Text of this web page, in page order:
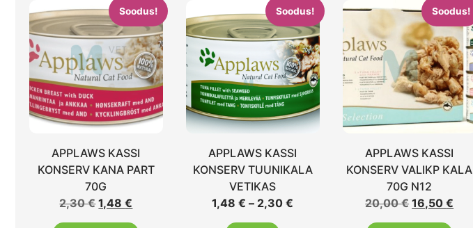
Soodus!
APPLAWS KASSI
KONSERV KANA PART
70G
2,30€ 1,48€
Soodus!
APPLAWS KASSI
KONSERV TUUNIKALA
VETIKAS
1,48€ – 2,30€
Soodus!
APPLAWS KASSI
KONSERV VALIKP KALA
70G N12
20,00€ 16,50€